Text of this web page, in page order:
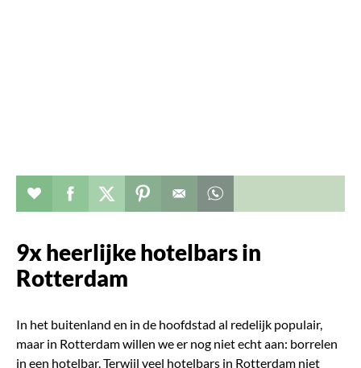
Verhaal toevoegen aan favorieten
Deel dit op facebook
Deel dit op twitter
Deel dit op pinterest
9x heerlijke hotelbars in
Rotterdam
In het buitenland en in de hoofdstad al redelijk populair,
maar in Rotterdam willen we er nog niet echt aan: borrelen
in een hotelbar. Terwijl veel hotelbars in Rotterdam niet